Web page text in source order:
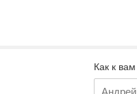
Как к